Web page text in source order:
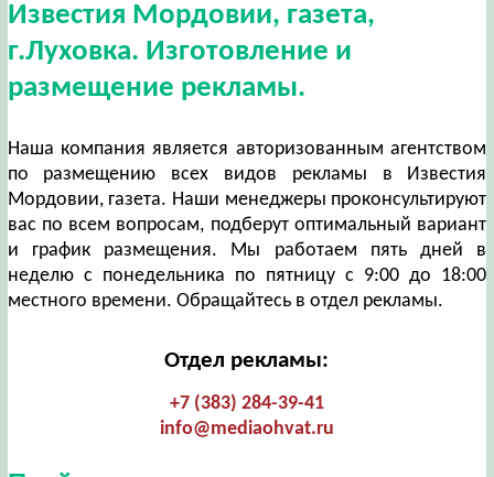
Известия Мордовии, газета,
г.Луховка. Изготовление и
размещение рекламы.
Наша компания является авторизованным агентством
по размещению всех видов рекламы в Известия
Мордовии, газета. Наши менеджеры проконсультируют
вас по всем вопросам, подберут оптимальный вариант
и график размещения. Мы работаем пять дней в
неделю с понедельника по пятницу с 9:00 до 18:00
местного времени. Обращайтесь в отдел рекламы.
Отдел рекламы:
+7 (383) 284-39-41
info@mediaohvat.ru